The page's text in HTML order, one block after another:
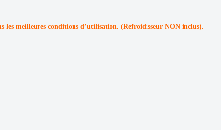
les meilleures conditions d’utilisation. (Refroidisseur NON inclus).